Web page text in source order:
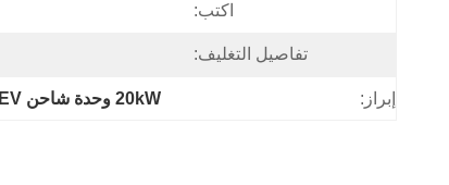
اكتب:
تفاصيل التغليف:
إبراز: 20kW وحدة شاحن EV